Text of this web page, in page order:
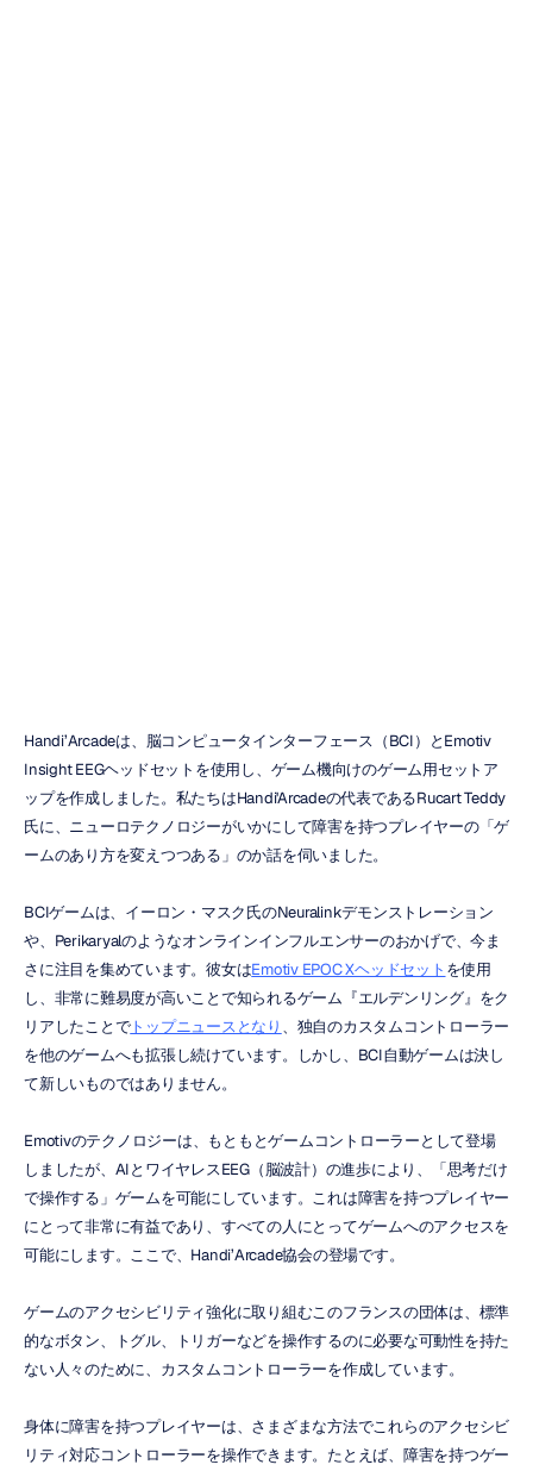
Handi’Arcadeは、脳コンピュータインターフェース（BCI）とEmotiv
Insight EEGヘッドセットを使用し、ゲーム機向けのゲーム用セットア
ップを作成しました。私たちはHandi'Arcadeの代表であるRucart Teddy
氏に、ニューロテクノロジーがいかにして障害を持つプレイヤーの「ゲ
ームのあり方を変えつつある」のか話を伺いました。
BCIゲームは、イーロン・マスク氏のNeuralinkデモンストレーション
や、Perikaryalのようなオンラインインフルエンサーのおかげで、今ま
さに注目を集めています。彼女はEmotiv EPOC Xヘッドセット を使用
し、非常に難易度が高いことで知られるゲーム『エルデンリング』をク
リアしたことでトップニュースとなり 、独自のカスタムコントローラー
を他のゲームへも拡張し続けています。しかし、BCI自動ゲームは決し
て新しいものではありません。
Emotivのテクノロジーは、もともとゲームコントローラーとして登場
しましたが、AIとワイヤレスEEG（脳波計）の進歩により、「思考だけ
で操作する」ゲームを可能にしています。これは障害を持つプレイヤー
にとって非常に有益であり、すべての人にとってゲームへのアクセスを
可能にします。ここで、Handi’Arcade協会の登場です。
ゲームのアクセシビリティ強化に取り組むこのフランスの団体は、標準
的なボタン、トグル、トリガーなどを操作するのに必要な可動性を持た
ない人々のために、カスタムコントローラーを作成しています。
身体に障害を持つプレイヤーは、さまざまな方法でこれらのアクセシビ
リティ対応コントローラーを操作できます。たとえば、障害を持つゲー